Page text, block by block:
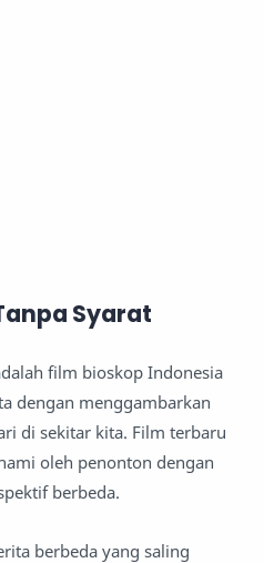
Syarat
film bioskop Indonesia
dengan menggambarkan
di sekitar kita. Film terbaru
oleh penonton dengan
berbeda.
berbeda yang saling